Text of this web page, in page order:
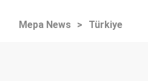
Mepa News > Türkiye